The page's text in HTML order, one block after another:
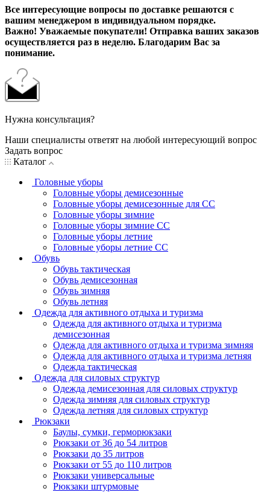
Все интересующие вопросы по доставке решаются с
вашим менеджером в индивидуальном порядке.
Важно! Уважаемые покупатели! Отправка ваших заказов
осуществляется раз в неделю. Благодарим Вас за
понимание.
Нужна консультация?
Наши специалисты ответят на любой интересующий вопрос
Задать вопрос
Каталог
Головные уборы
Головные уборы демисезонные
Головные уборы демисезонные для СС
Головные уборы зимние
Головные уборы зимние СС
Головные уборы летние
Головные уборы летние СС
Обувь
Обувь тактическая
Обувь демисезонная
Обувь зимняя
Обувь летняя
Одежда для активного отдыха и туризма
Одежда для активного отдыха и туризма
демисезонная
Одежда для активного отдыха и туризма зимняя
Одежда для активного отдыха и туризма летняя
Одежда тактическая
Одежда для силовых структур
Одежда демисезонная для силовых структур
Одежда зимняя для силовых структур
Одежда летняя для силовых структур
Рюкзаки
Баулы, сумки, герморюкзаки
Рюкзаки от 36 до 54 литров
Рюкзаки до 35 литров
Рюкзаки от 55 до 110 литров
Рюкзаки универсальные
Рюкзаки штурмовые